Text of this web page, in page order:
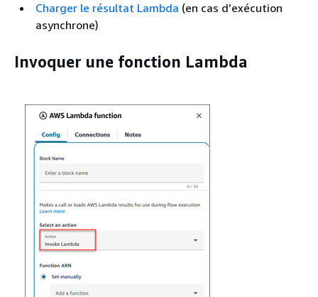
Charger le résultat Lambda (en cas d’exécution
asynchrone)
Invoquer une fonction Lambda